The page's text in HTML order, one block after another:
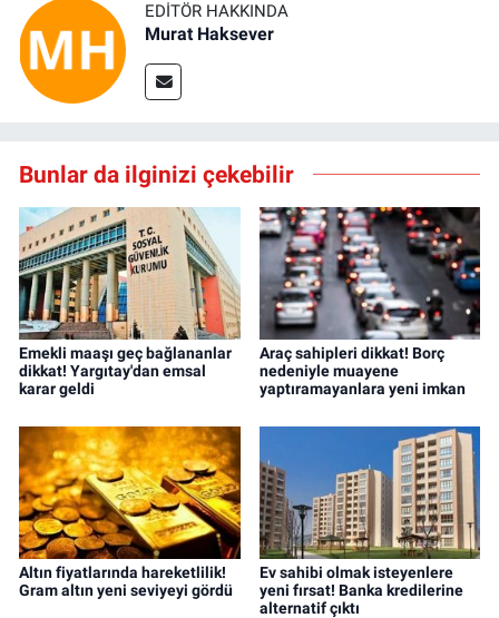
EDITÖR HAKKINDA
Murat Haksever
Bunlar da ilginizi çekebilir
Emekli maaşı geç bağlananlar
dikkat! Yargıtay'dan emsal
karar geldi
Araç sahipleri dikkat! Borç
nedeniyle muayene
yaptıramayanlara yeni imkan
Altın fiyatlarında hareketlilik!
Gram altın yeni seviyeyi gördü
Ev sahibi olmak isteyenlere
yeni fırsat! Banka kredilerine
alternatif çıktı